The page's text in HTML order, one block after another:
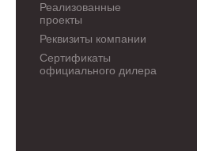
Реализованные
проекты
Реквизиты компании
Сертификаты
официального дилера